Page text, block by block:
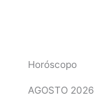
Horóscopo
AGOSTO 2026